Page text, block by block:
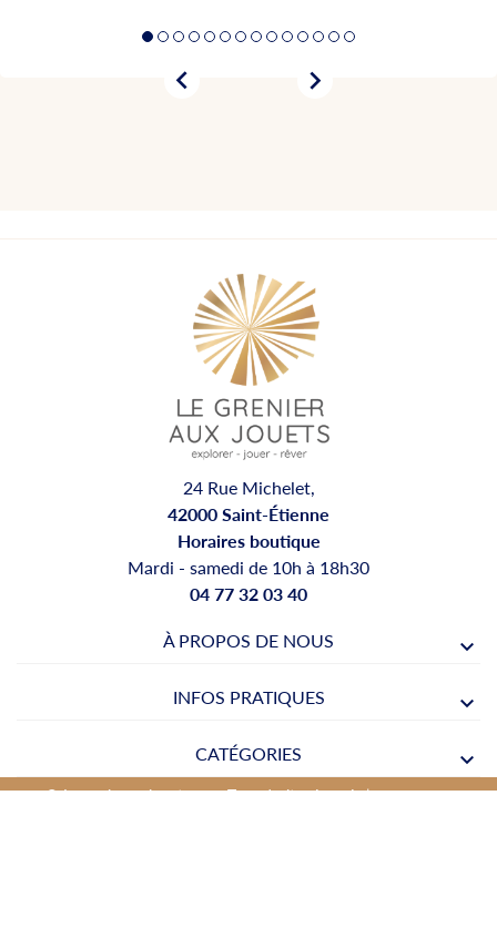
 
24 Rue Michelet,
42000 Saint-Étienne
Horaires boutique
Mardi - samedi de 10h à 18h30
04 77 32 03 40
À PROPOS DE NOUS
INFOS PRATIQUES
CATÉGORIES
© Legrenierauxjouets.com Tous droits réservés |